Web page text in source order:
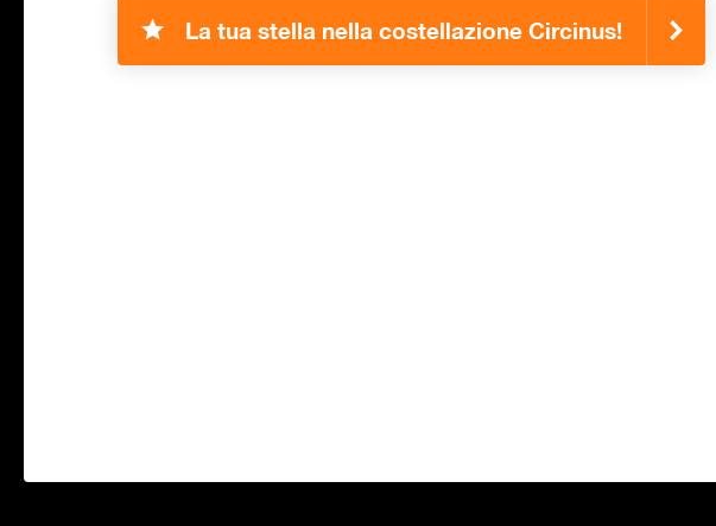
La tua stella nella costellazione Circinus!